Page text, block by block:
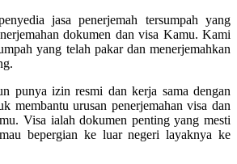
jasa penerjemah tersumpah yang
dokumen dan visa Kamu. Kami
yang telah pakar dan menerjemahkan
punya izin resmi dan kerja sama dengan
membantu urusan penerjemahan visa dan
Visa ialah dokumen penting yang mesti
bepergian ke luar negeri layaknya ke